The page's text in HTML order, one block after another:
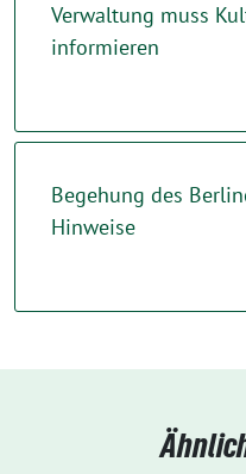
Verwaltung muss
informieren
Begehung des
Hinweise